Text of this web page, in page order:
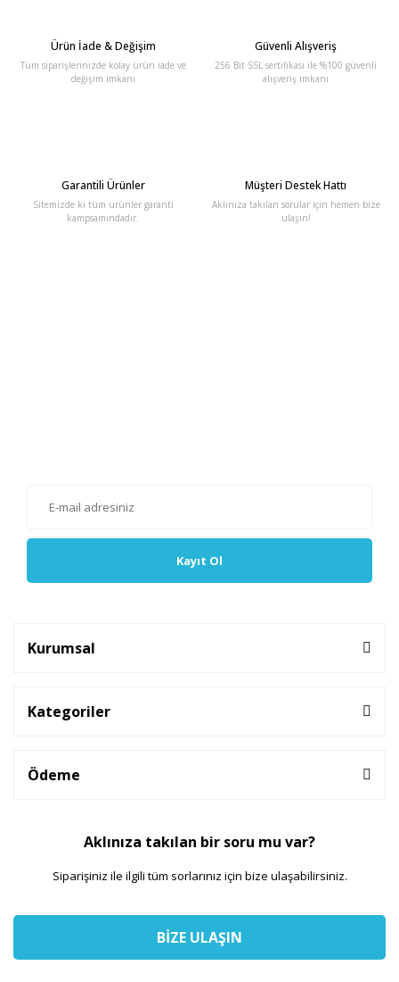
Ürün İade & Değişim
Tüm siparişlerinizde kolay ürün iade ve
değişim imkanı
Güvenli Alışveriş
256 Bit SSL sertifikası ile %100 güvenli
alışveriş imkanı
Garantili Ürünler
Sitemizde ki tüm ürünler garanti
kampsamındadır.
Müşteri Destek Hattı
Aklınıza takılan sorular için hemen bize
ulaşın!
Kayıt Ol
Kurumsal
Kategoriler
Ödeme
Aklınıza takılan bir soru mu var?
Siparişiniz ile ilgili tüm sorlarınız için bize ulaşabilirsiniz.
BİZE ULAŞIN